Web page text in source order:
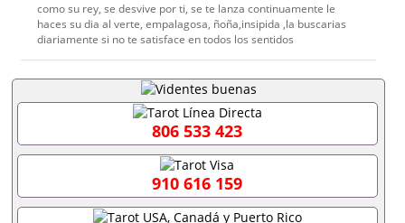
como su rey, se desvive por ti, se te lanza continuamente le
haces su dia al verte, empalagosa, ñoña,insipida ,la buscarias
diariamente si no te satisface en todos los sentidos
806 533 423
910 616 159